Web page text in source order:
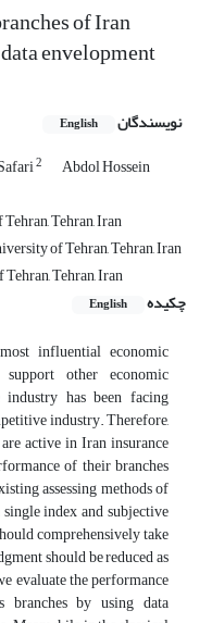
of Iran
envelopment
نویسندگان English
2 Abdol Hossein
Tehran, Iran
of Tehran, Tehran, Iran
Tehran, Iran
چکیده
English
influential economic
other economic
has been facing
industry. Therefore,
active in Iran insurance
of their branches
assessing methods of
index and subjective
comprehensively take
should be reduced as
evaluate the performance
by using data